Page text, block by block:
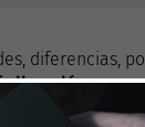
diferencias,
dirección, pero